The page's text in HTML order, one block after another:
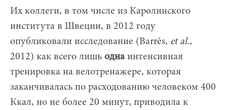
Их коллеги, в том числе из Каролинского
института в Швеции, в 2012 году
опубликовали исследование (Barrès, et al.,
2012) как всего лишь однаинтенсивная
тренировка на велотренажере, которая
заканчивалась по расходованию человеком 400
Ккал, но не более 20 минут, приводила к